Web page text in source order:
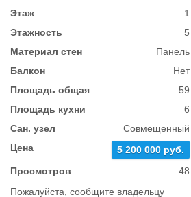
Этаж
1
Этажность
5
Материал стен
Панель
Балкон
Нет
Площадь общая
59
Площадь кухни
6
Сан. узел
Совмещенный
Цена
5 200 000 руб.
Просмотров
48
Пожалуйста, сообщите владельцу